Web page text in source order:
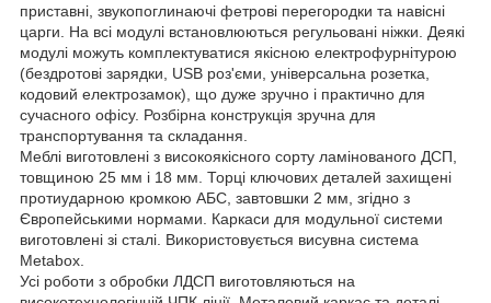
приставні, звукопоглинаючі фетрові перегородки та навісні
царги. На всі модулі встановлюються регульовані ніжки. Деякі
модулі можуть комплектуватися якісною електрофурнітурою
(бездротові зарядки, USB роз'єми, універсальна розетка,
кодовий електрозамок), що дуже зручно і практично для
сучасного офісу. Розбірна конструкція зручна для
транспортування та складання.
Меблі виготовлені з високоякісного сорту ламінованого ДСП,
товщиною 25 мм і 18 мм. Торці ключових деталей захищені
протиударною кромкою AБС, завтовшки 2 мм, згідно з
Європейськими нормами. Каркаси для модульної системи
виготовлені зі сталі. Використовується висувна система
Metabox.
Усі роботи з обробки ЛДСП виготовляються на